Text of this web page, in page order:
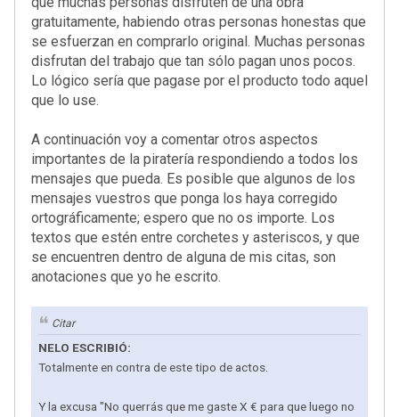
gratuitamente, habiendo otras personas honestas que
se esfuerzan en comprarlo original. Muchas personas
disfrutan del trabajo que tan sólo pagan unos pocos.
Lo lógico sería que pagase por el producto todo aquel
que lo use.
A continuación voy a comentar otros aspectos
importantes de la piratería respondiendo a todos los
mensajes que pueda. Es posible que algunos de los
mensajes vuestros que ponga los haya corregido
ortográficamente; espero que no os importe. Los
textos que estén entre corchetes y asteriscos, y que
se encuentren dentro de alguna de mis citas, son
anotaciones que yo he escrito.
Citar
NELO ESCRIBIÓ:
Totalmente en contra de este tipo de actos.
Y la excusa "No querrás que me gaste X € para que luego no